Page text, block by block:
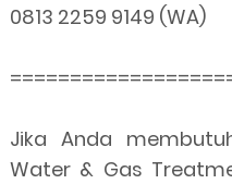
0813 2259 9149 (WA)
Jika Anda
Water & Gas